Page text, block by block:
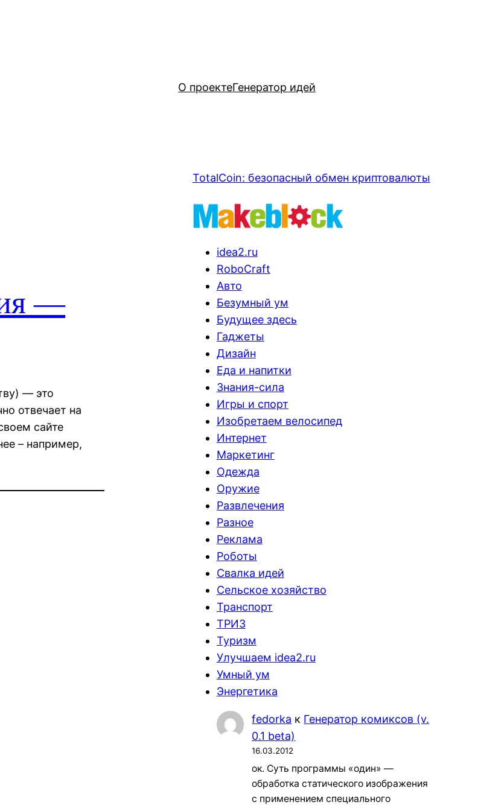
О проектеГенератор идей
—
— это
отвечает на
сайте
– например,
TotalCoin: безопасный обмен криптовалюты
idea2.ru
RoboCraft
Авто
Безумный ум
Будущее здесь
Гаджеты
Дизайн
Еда и напитки
Знания-сила
Игры и спорт
Изобретаем велосипед
Интернет
Маркетинг
Одежда
Оружие
Развлечения
Разное
Реклама
Роботы
Свалка идей
Сельское хозяйство
Транспорт
ТРИЗ
Туризм
Улучшаем idea2.ru
Умный ум
Энергетика
fedorka к Генератор комиксов (v.
0.1 beta)
16.03.2012
ок. Суть программы «один» —
обработка статического изображения
с применением специального